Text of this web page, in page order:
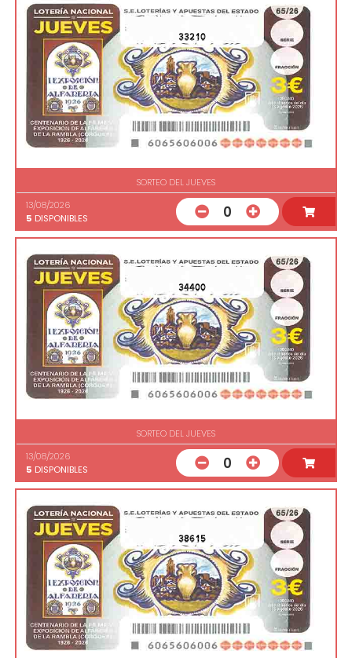
33210
SORTEO DEL JUEVES
13/08/2026
5 DISPONIBLES 0
34400
SORTEO DEL JUEVES
13/08/2026
5 DISPONIBLES 0
38615